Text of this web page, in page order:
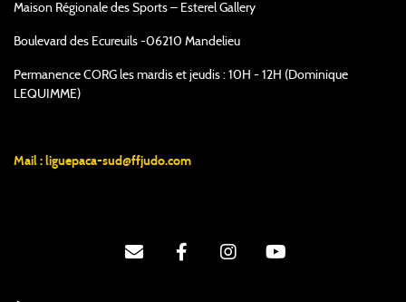
Maison Régionale des Sports – Esterel Gallery
Boulevard des Ecureuils -06210 Mandelieu
Permanence CORG les mardis et jeudis : 10H - 12H (Dominique
LEQUIMME)
Mail : liguepaca-sud@ffjudo.com